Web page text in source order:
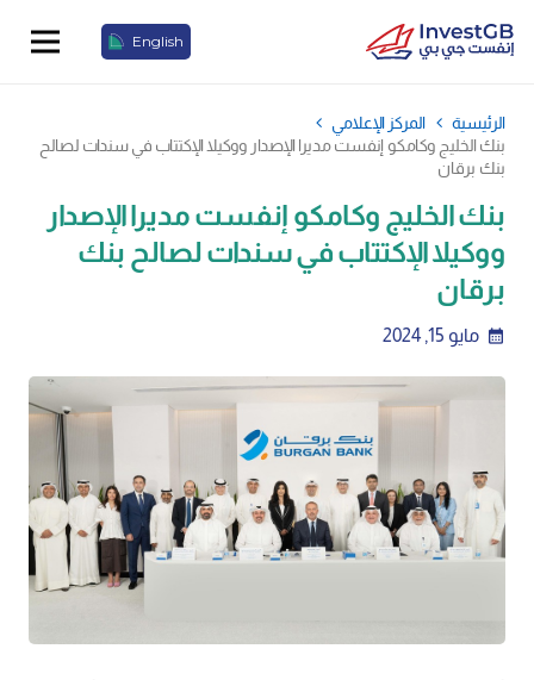
English
الرئيسية
المركز الإعلامي
بنك الخليج وكامكو إنفست مديرا الإصدار ووكيلا الإكتتاب في سندات لصالح
بنك برقان
بنك الخليج وكامكو إنفست مديرا الإصدار
ووكيلا الإكتتاب في سندات لصالح بنك
برقان
calendar_month مايو 15, 2024